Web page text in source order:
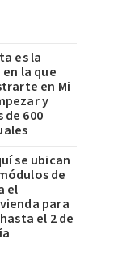
es la
en la que
en Mi
y
600
se ubican
de
el
para
el 2 de